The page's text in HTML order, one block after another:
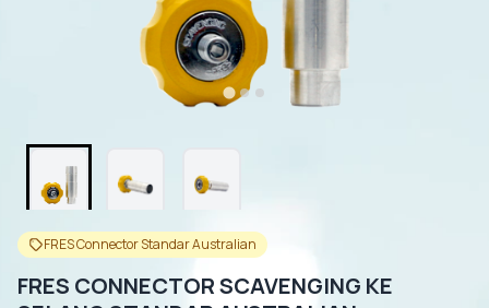
FRES Connector Standar Australian
FRES CONNECTOR SCAVENGING KE